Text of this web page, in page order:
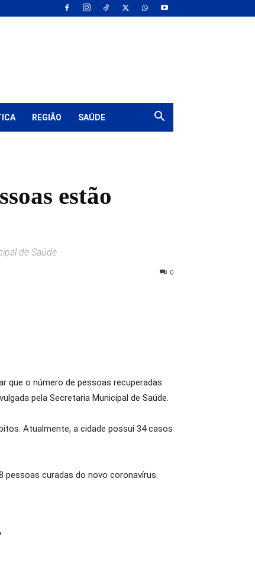
REGIÃO SAÚDE
estão
de Saúde
0
que o número de pessoas recuperadas
pela Secretaria Municipal de Saúde.
Atualmente, a cidade possui 34 casos
pessoas curadas do novo coronavírus.